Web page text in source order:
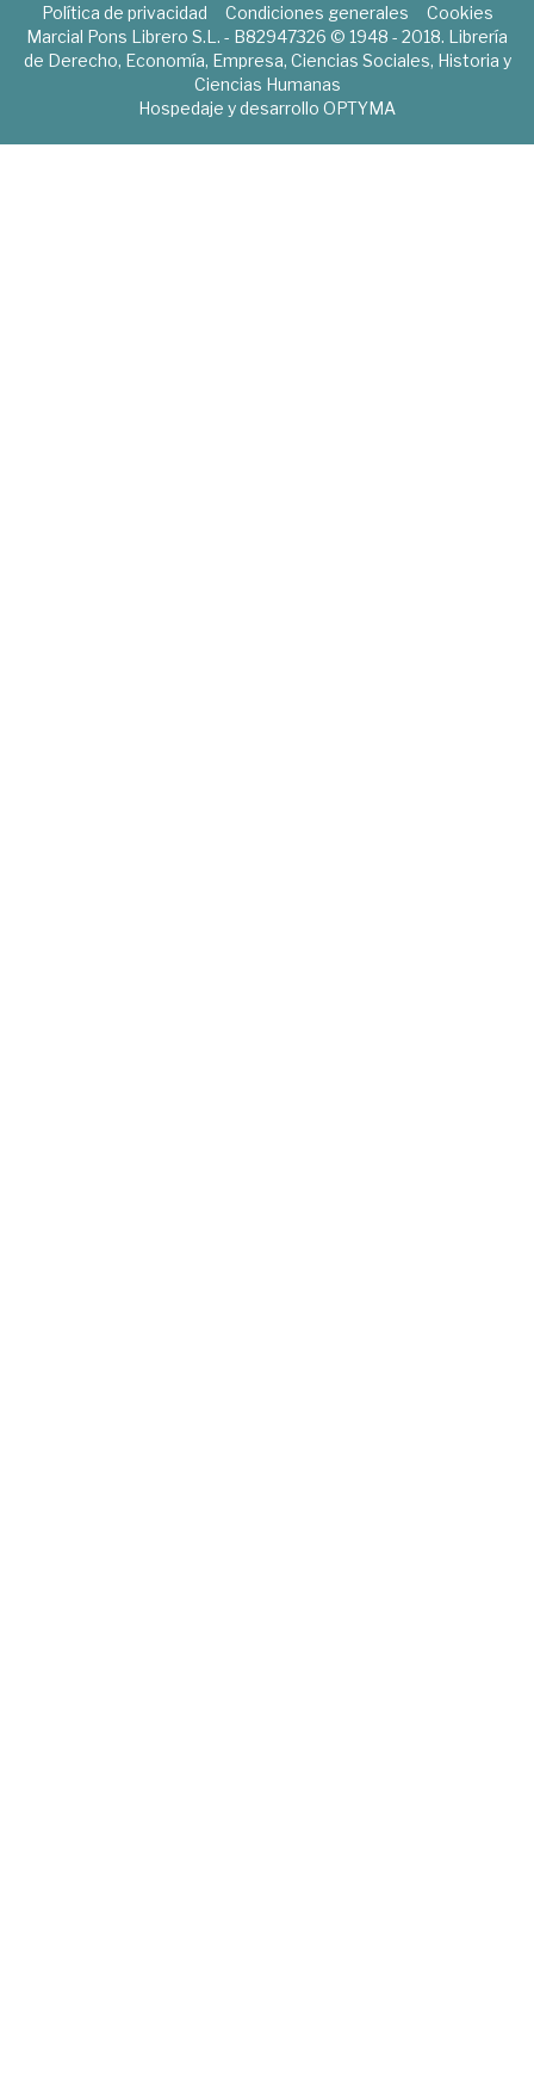
Política de privacidad Condiciones generales
Cookies
Marcial Pons Librero S.L. - B82947326 © 1948 - 2018. Librería
de Derecho, Economía, Empresa, Ciencias Sociales, Historia y
Ciencias Humanas
Hospedaje y desarrollo OPTYMA